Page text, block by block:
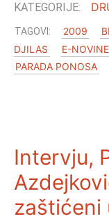
2009
DJILAS
E-NOVINE
PARADA PONOSA
Intervju,
zaštićeni